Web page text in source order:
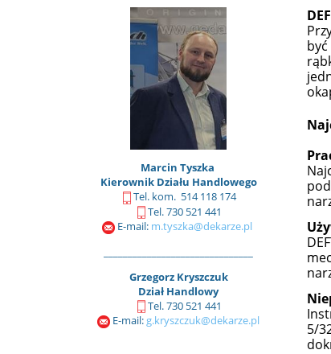
Marcin Tyszka
Kierownik Działu Handlowego
Tel. kom. 514 118 174
Tel. 730 521 441
E-mail: m.tyszka@dekarze.pl
Grzegorz Kryszczuk
Dział Handlowy
Tel. 730 521 441
E-mail: g.kryszczuk@dekarze.pl
5/